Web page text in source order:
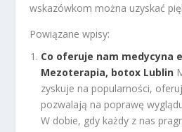
wskazówkom można uzyskać
Powiązane wpisy:
Co oferuje nam medycyna
Mezoterapia, botox Lublin
zyskuje na popularności,
pozwalają na poprawę
W dobie, gdy każdy z nas